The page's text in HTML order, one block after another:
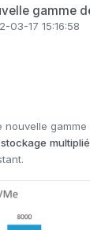
gamme
03-17 15:16:58